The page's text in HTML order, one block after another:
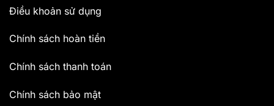
Điều khoản sử dụng
Chính sách hoàn tiền
Chính sách thanh toán
Chính sách bảo mật